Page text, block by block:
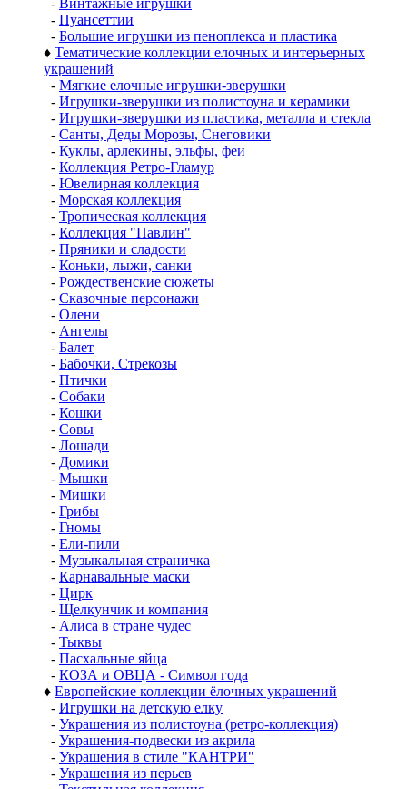
- Винтажные игрушки
- Пуансеттии
- Большие игрушки из пеноплекса и пластика
♦ Тематические коллекции елочных и интерьерных
украшений
- Мягкие елочные игрушки-зверушки
- Игрушки-зверушки из полистоуна и керамики
- Игрушки-зверушки из пластика, металла и стекла
- Санты, Деды Морозы, Снеговики
- Куклы, арлекины, эльфы, феи
- Коллекция Ретро-Гламур
- Ювелирная коллекция
- Морская коллекция
- Тропическая коллекция
- Коллекция "Павлин"
- Пряники и сладости
- Коньки, лыжи, санки
- Рождественские сюжеты
- Сказочные персонажи
- Олени
- Ангелы
- Балет
- Бабочки, Стрекозы
- Птички
- Собаки
- Кошки
- Совы
- Лошади
- Домики
- Мышки
- Мишки
- Грибы
- Гномы
- Ели-пили
- Музыкальная страничка
- Карнавальные маски
- Цирк
- Щелкунчик и компания
- Алиса в стране чудес
- Тыквы
- Пасхальные яйца
- КОЗА и ОВЦА - Символ года
♦ Европейские коллекции ёлочных украшений
- Игрушки на детскую елку
- Украшения из полистоуна (ретро-коллекция)
- Украшения-подвески из акрила
- Украшения в стиле "КАНТРИ"
- Украшения из перьев